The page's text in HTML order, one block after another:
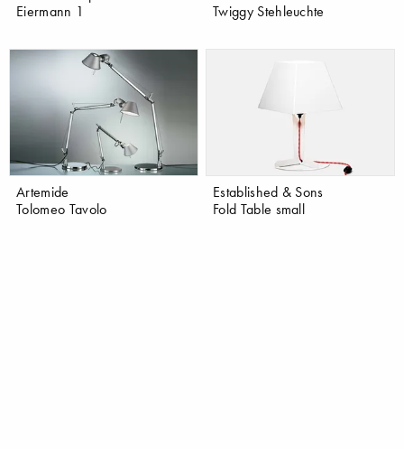
Eiermann 1
Twiggy Stehleuchte
Artemide
Tolomeo Tavolo
Established & Sons
Fold Table small